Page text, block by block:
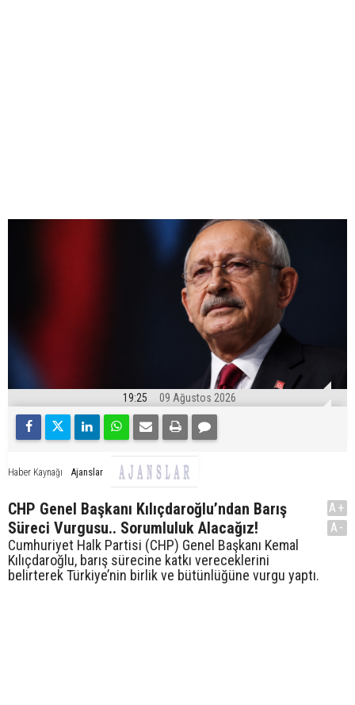
19:25 09 Ağustos 2026
Haber Kaynağı Ajanslar
CHP Genel Başkanı Kılıçdaroğlu’ndan Barış
Süreci Vurgusu.. Sorumluluk Alacağız!
Cumhuriyet Halk Partisi (CHP) Genel Başkanı Kemal
Kılıçdaroğlu, barış sürecine katkı vereceklerini
belirterek Türkiye’nin birlik ve bütünlüğüne vurgu yaptı.
A+
A-